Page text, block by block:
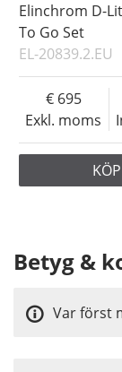
Elinchrom D-
To Go Set
EL-20839.2.EU
Exkl. moms
695
KÖP
Betyg &
Var först